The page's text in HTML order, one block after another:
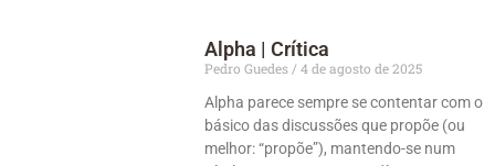
Alpha | Crítica
Pedro Guedes
4 de agosto de 2025
Alpha parece sempre se contentar com o
básico das discussões que propõe (ou
melhor: “propõe”), mantendo-se num